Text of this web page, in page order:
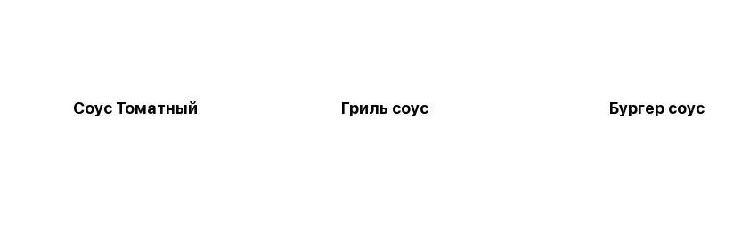
Соус Томатный Гриль соус Бургер соус